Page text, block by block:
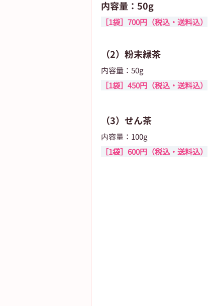
内容量：50g
［1袋］700円（税込・送料込）
（2）粉末緑茶
内容量：50g
［1袋］450円（税込・送料込）
（3）せん茶
内容量：100g
［1袋］600円（税込・送料込）